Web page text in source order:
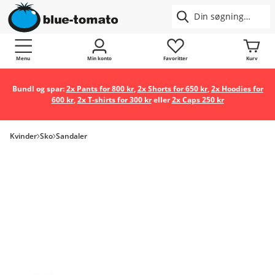
Menu Min konto Favoritter Kurv
Bundl og spar:2x Pants for 800 kr,2x Shorts for 650 kr,2x Hoodies for
600 kr,2x T-shirts for 300 kreller2x Caps 250 kr
Kvinder Sko Sandaler